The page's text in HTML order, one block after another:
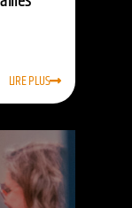
LIRE PLUS